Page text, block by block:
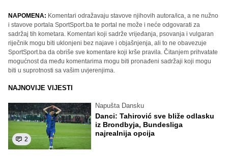
NAPOMENA: Komentari odražavaju stavove njihovih autora/ica, a ne nužno
i stavove portala SportSport.ba te portal ne može i neće odgovarati za
sadržaj tih kometara. Komentari koji sadrže vrijeđanja, psovanja i vulgaran
riječnik mogu biti uklonjeni bez najave i objašnjenja, ali to ne obavezuje
SportSport.ba da obriše sve komentare koji krše pravila. Čitanjem prihvatate
mogućnost da među komentarima mogu biti pronađeni sadržaji koji mogu
biti u suprotnosti sa vašim uvjerenjima.
NAJNOVIJE VIJESTI
2
Napušta Dansku
Danci: Tahirović sve bliže odlasku
iz Brondbyja, Bundesliga
najrealnija opcija